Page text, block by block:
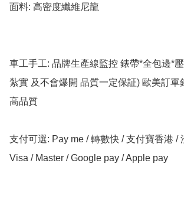
面料: 高密度纖維尼龍
車工手工: 品牌生產線監控 錶帶*全包邊*
紮實 及不會爆開 品質一定保証) 歐美訂單
高品質
支付可選: Pay me / 轉數快 / 支付寶香港 /
Visa / Master / Google pay / Apple pay